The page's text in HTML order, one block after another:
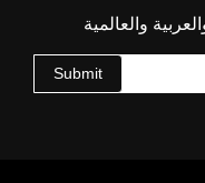
والعالمية
Submit